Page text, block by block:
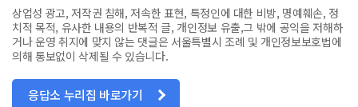
상업성 광고, 저작권 침해, 저속한 표현, 특정인에 대한 비방, 명예훼손, 정
치적 목적, 유사한 내용의 반복적 글, 개인정보 유출,그 밖에 공익을 저해하
거나 운영 취지에 맞지 않는 댓글은 서울특별시 조례 및 개인정보보호법에
의해 통보없이 삭제될 수 있습니다.
응답소 누리집 바로가기